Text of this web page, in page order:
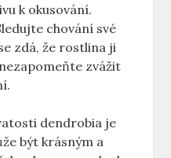
k okusování.
chování své
zdá, že rostlina ji
zvážit
dendrobia je
být krásným a